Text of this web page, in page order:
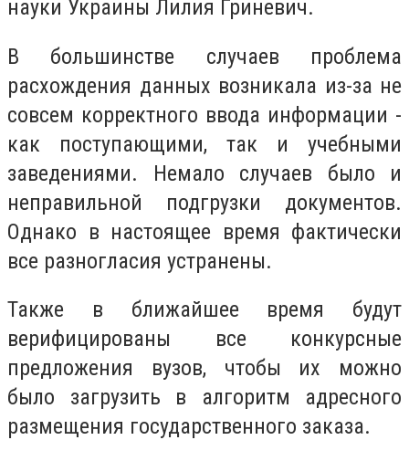
науки Украины Лилия Гриневич.
В большинстве случаев проблема
расхождения данных возникала из-за не
совсем корректного ввода информации -
как поступающими, так и учебными
заведениями. Немало случаев было и
неправильной подгрузки документов.
Однако в настоящее время фактически
все разногласия устранены.
Также в ближайшее время будут
верифицированы все конкурсные
предложения вузов, чтобы их можно
было загрузить в алгоритм адресного
размещения государственного заказа.